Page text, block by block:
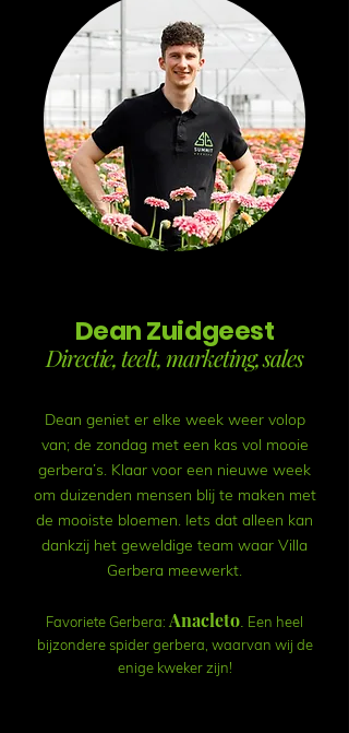
Dean Zuidgeest
Directie, teelt, marketing, sales
Dean geniet er elke week weer volop
van; de zondag met een kas vol mooie
gerbera’s. Klaar voor een nieuwe week
om duizenden mensen blij te maken met
de mooiste bloemen. Iets dat alleen kan
dankzij het geweldige team waar Villa
Gerbera meewerkt.
Favoriete Gerbera: Anacleto. Een heel
bijzondere spider gerbera, waarvan wij de
enige kweker zijn!